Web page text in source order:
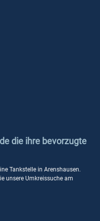
die ihre bevorzugte
Tankstelle in Arenshausen.
unsere Umkreissuche am